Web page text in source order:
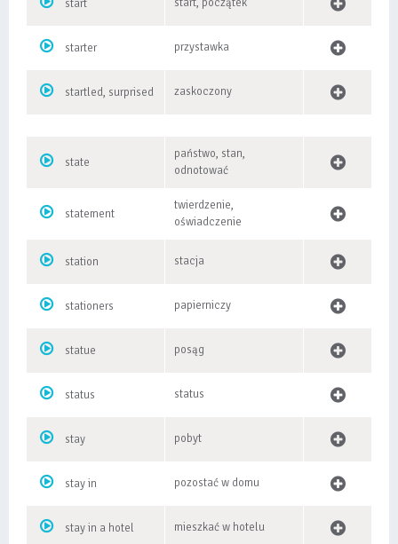
start
starter przystawka
startled, surprised zaskoczony
state
państwo, stan,
odnotować
statement
twierdzenie,
oświadczenie
station stacja
stationers papierniczy
statue posąg
status status
stay pobyt
stay in pozostać w domu
stay in a hotel mieszkać w hotelu